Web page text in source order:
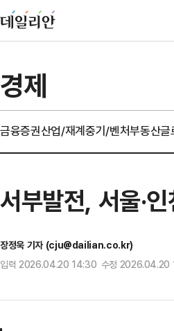
경제
금융증권산업/재계중기/벤처부동산글
서부발전, 서울·
장정욱 기자 (cju@dailian.co.kr)
입력 2026.04.20 14:30 수정 2026.04.20